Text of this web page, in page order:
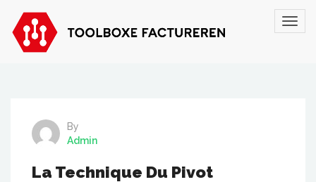
By
Admin
La Technique Du Pivot